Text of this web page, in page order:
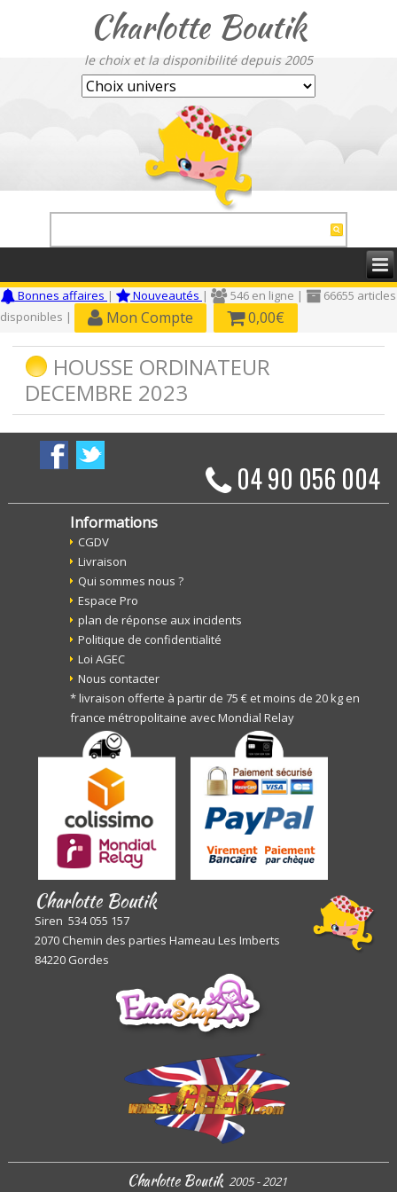
Charlotte Boutik
le choix et la disponibilité depuis 2005
Bonnes affaires | Nouveautés | 546 en ligne |
66655 articles
disponibles |
Mon Compte 0,00€
HOUSSE ORDINATEUR
DECEMBRE 2023
04 90 056 004
Informations
CGDV
Livraison
Qui sommes nous ?
Espace Pro
plan de réponse aux incidents
Politique de confidentialité
Loi AGEC
Nous contacter
* livraison offerte à partir de 75 € et moins de 20 kg en
france métropolitaine avec Mondial Relay
Charlotte Boutik
Siren 534 055 157
2070 Chemin des parties Hameau Les Imberts
84220 Gordes
Charlotte Boutik 2005 - 2021